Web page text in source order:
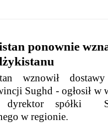
ponownie
wznowił
Sughd - ogłosił w
dyrektor spółki
w regionie.